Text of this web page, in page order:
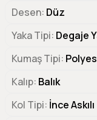
Desen Düz
Yaka Tipi Degaje
Kumaş Tipi
Kalıp Balık
Kol Tipi İnce Askılı